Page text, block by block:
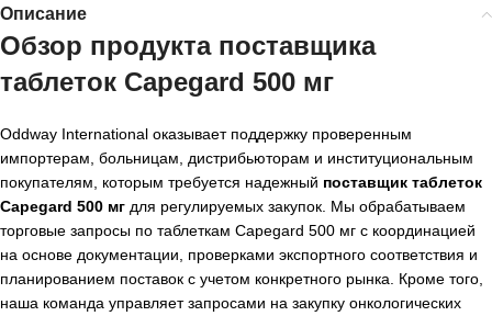
Описание
Обзор продукта поставщика
таблеток Capegard 500 мг
Oddway International оказывает поддержку проверенным
импортерам, больницам, дистрибьюторам и институциональным
покупателям, которым требуется надежный поставщик таблеток
Capegard 500 мг для регулируемых закупок. Мы обрабатываем
торговые запросы по таблеткам Capegard 500 мг с координацией
на основе документации, проверками экспортного соответствия и
планированием поставок с учетом конкретного рынка. Кроме того,
наша команда управляет запросами на закупку онкологических